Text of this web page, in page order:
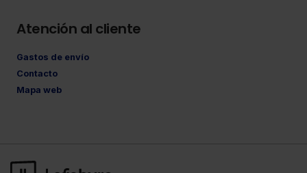
Atención al cliente
Gastos de envío
Contacto
Mapa web